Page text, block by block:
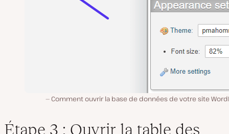
Comment ouvrir la base de données de votre site
Étape 3 : Ouvrir la table des